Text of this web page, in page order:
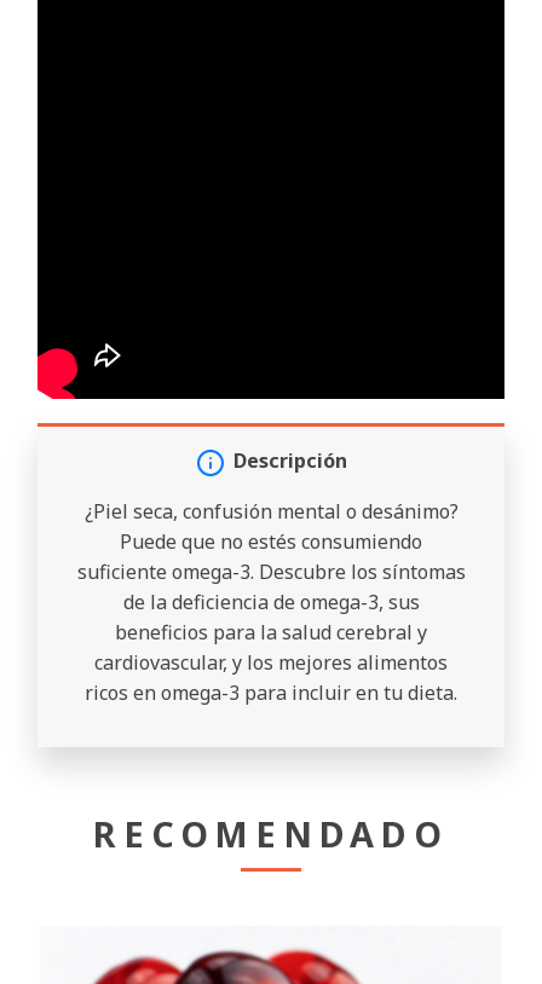
Descripción
¿Piel seca, confusión mental o desánimo?
Puede que no estés consumiendo
suficiente omega-3. Descubre los síntomas
de la deficiencia de omega-3, sus
beneficios para la salud cerebral y
cardiovascular, y los mejores alimentos
ricos en omega-3 para incluir en tu dieta.
RECOMENDADO